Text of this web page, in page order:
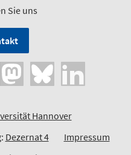
Sie uns
Hannover
Dezernat 4
Impressum